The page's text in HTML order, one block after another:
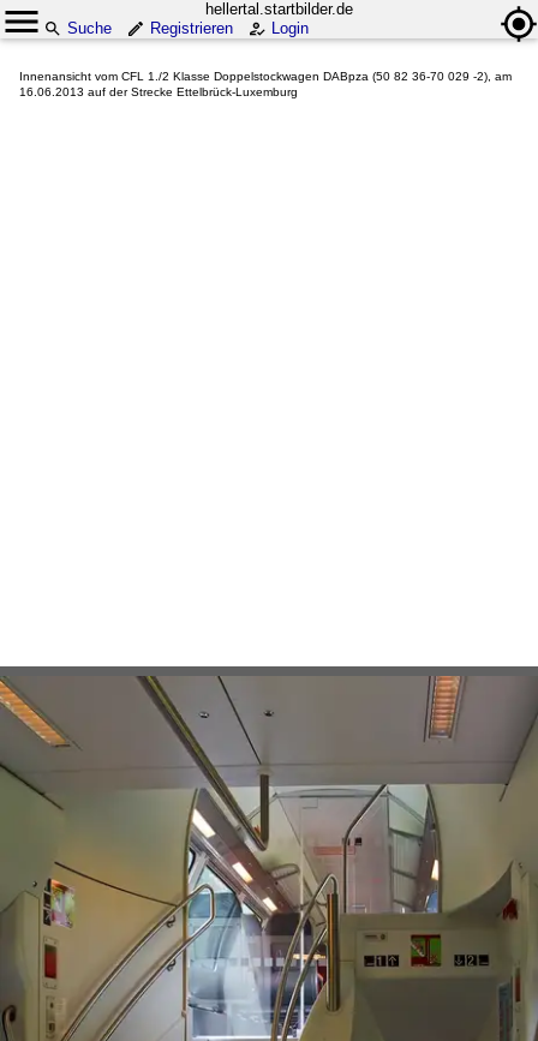
hellertal.startbilder.de
Suche
Registrieren Login
Innenansicht vom CFL 1./2 Klasse Doppelstockwagen DABpza (50 82 36-70 029 -2), am
16.06.2013 auf der Strecke Ettelbrück-Luxemburg